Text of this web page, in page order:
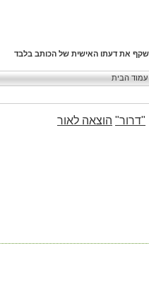
את דעתו האישית של הכותב בלבד
עמוד הבית
"דרור" הוצאה לאור